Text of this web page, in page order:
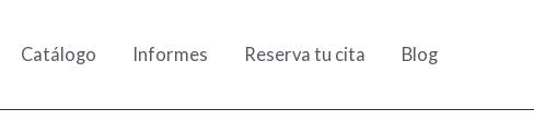
Catálogo Informes Reserva tu cita Blog